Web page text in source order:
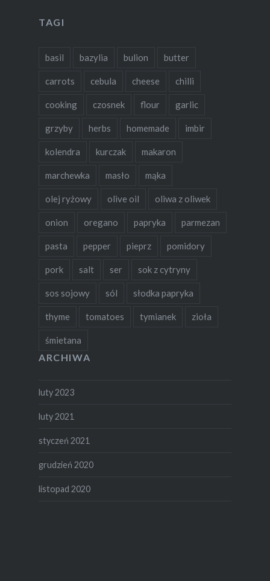
TAGI
basil bazylia bulion butter
carrots cebula cheese chilli
cooking czosnek flour garlic
grzyby herbs homemade imbir
kolendra kurczak makaron
marchewka masło mąka
olej ryżowy olive oil oliwa z oliwek
onion oregano papryka parmezan
pasta pepper pieprz pomidory
pork salt ser sok z cytryny
sos sojowy sól słodka papryka
thyme tomatoes tymianek zioła
śmietana
ARCHIWA
luty 2023
luty 2021
styczeń 2021
grudzień 2020
listopad 2020